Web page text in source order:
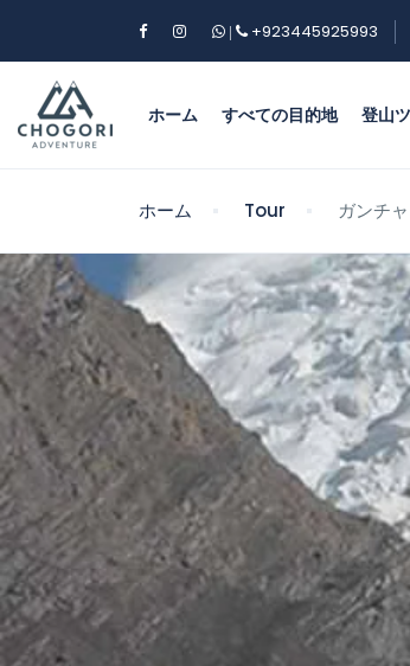
| +923445925993
ホーム すべての目的地 登山
ホーム Tour ガンチ